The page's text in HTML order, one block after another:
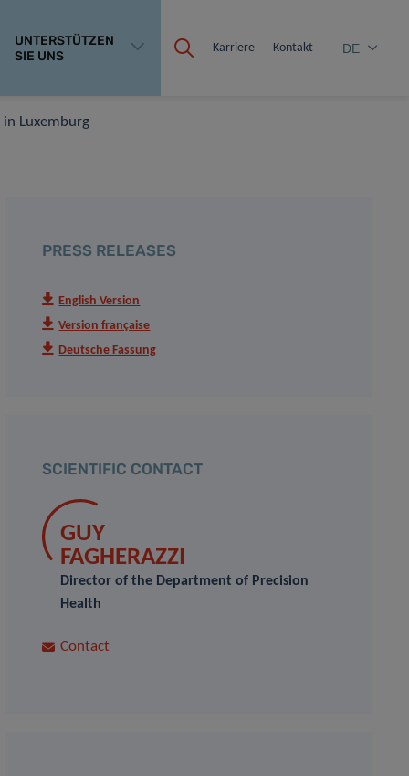
UNTERSTÜTZEN
SIE UNS
Karriere Kontakt DE
Luxemburg
PRESS RELEASES
English Version
Version française
Deutsche Fassung
SCIENTIFIC CONTACT
GUY
FAGHERAZZI
Director of the Department of Precision
Health
Contact